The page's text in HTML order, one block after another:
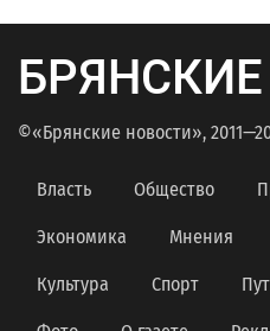
БРЯНСКИЕ
©«Брянские новости»,
Власть Общество
Экономика Мнения
Культура Спорт